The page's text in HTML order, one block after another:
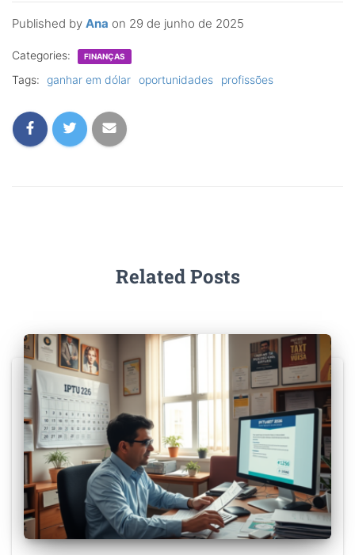
Published by Ana on 29 de junho de 2025
Categories: FINANÇAS
Tags: ganhar em dólar oportunidades profissões
Related Posts